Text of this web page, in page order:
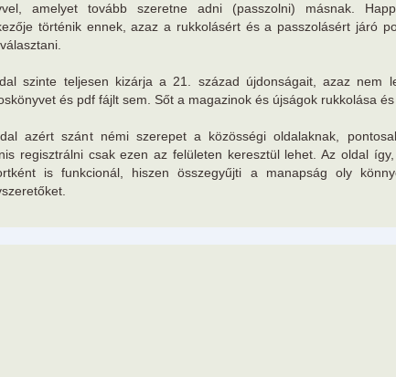
amelyet tovább szeretne adni (passzolni) másnak.
történik ennek, azaz a rukkolásért és a passzolásért járó
szinte teljesen kizárja a 21. század újdonságait, azaz nem
és pdf fájlt sem. Sőt a magazinok és újságok rukkolása és
azért szánt némi szerepet a közösségi oldalaknak,
regisztrálni csak ezen az felületen keresztül lehet. Az oldal
is funkcionál, hiszen összegyűjti a manapság oly